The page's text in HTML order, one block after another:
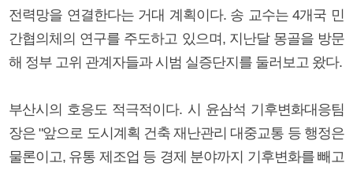
전력망을 연결한다는 거대 계획이다. 송 교수는 4개국 민
간협의체의 연구를 주도하고 있으며, 지난달 몽골을 방문
해 정부 고위 관계자들과 시범 실증단지를 둘러보고 왔다.
부산시의 호응도 적극적이다. 시 윤삼석 기후변화대응팀
장은 "앞으로 도시계획 건축 재난관리 대중교통 등 행정은
물론이고, 유통 제조업 등 경제 분야까지 기후변화를 빼고